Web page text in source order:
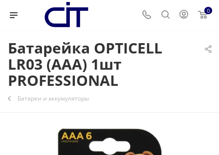
0
Батарейка OPTICELL
LR03 (AAA) 1шт
PROFESSIONAL
Батареи и аккумуляторы